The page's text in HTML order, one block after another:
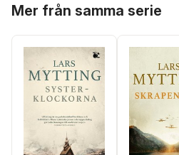
Mer från samma serie